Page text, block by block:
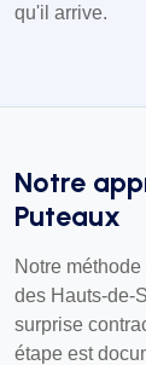
qu'il arrive.
Notre
Puteaux
Notre
des Hauts-de-
surprise
étape est